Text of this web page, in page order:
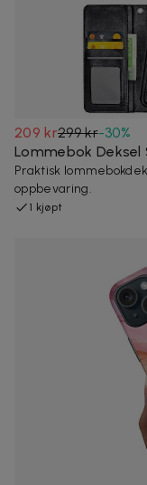
209 kr299 kr-30%
Lommebok
Praktisk
oppbevaring.
1 kjøpt